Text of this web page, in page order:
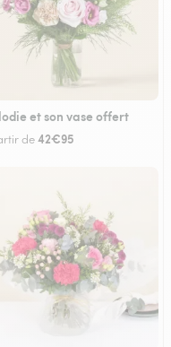
et son vase offert
de42€95